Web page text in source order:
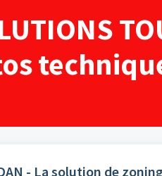
- La solution de